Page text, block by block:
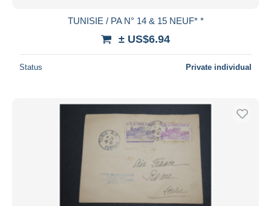
TUNISIE / PA N° 14 & 15 NEUF* *
± US$6.94
Status Private individual